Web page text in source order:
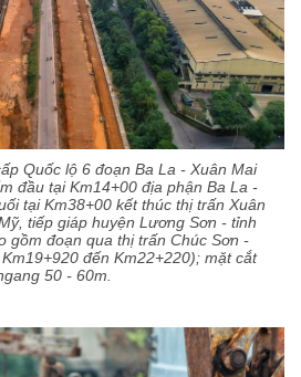
Quốc lộ 6 đoạn Ba La - Xuân Mai
đầu tại Km14+00 địa phận Ba La -
tại Km38+00 kết thúc thị trấn Xuân
tiếp giáp huyện Lương Sơn - tỉnh
gồm đoạn qua thị trấn Chúc Sơn -
đến Km22+220); mặt cắt
50 - 60m.